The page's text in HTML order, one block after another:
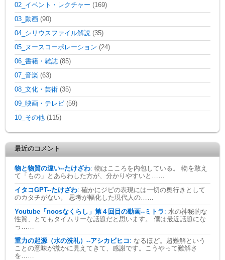
02_イベント・レクチャー (169)
03_動画 (90)
04_シリウスファイル解説 (35)
05_ヌースコーポレーション (24)
06_書籍・雑誌 (85)
07_音楽 (63)
08_文化・芸術 (35)
09_映画・テレビ (59)
10_その他 (115)
最近のコメント
物と物質の違い--たけざわ: 物はこころを内包している。 物を敢え
て「もの」とあらわした方が、分かりやすいと……
イタコGPT--たけざわ: 確かにジピの表現には一切の奥行きとして
のカタチがない。 思考が幅化した現代人の……
Youtube「noosなくらし」第４回目の動画--ミトラ: 水の神秘的な
性質、とてもタイムリーな話題だと思います。 僕は最近話題にな
っ……
重力の起源（水の洗礼）--アシカビヒコ : なるほど。超難解という
ことの意味が微かに見えてきて、感謝です。こうやって難解さ
を……